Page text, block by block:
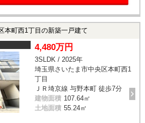
本町西1丁目の新築一戸建て
4,480万円
3SLDK / 2025年
埼玉県さいたま市中央区本町西1
丁目
ＪＲ埼京線 与野本町 徒歩7分
建物面積 107.64㎡
土地面積 55.24㎡